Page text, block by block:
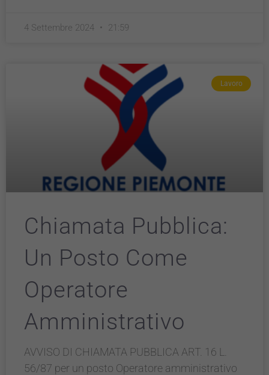
4 Settembre 2024 21:59
Lavoro
Chiamata Pubblica:
Un Posto Come
Operatore
Amministrativo
AVVISO DI CHIAMATA PUBBLICA ART. 16 L.
56/87 per un posto Operatore amministrativo